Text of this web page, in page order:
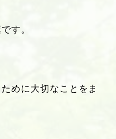
す。
めに大切なことをま